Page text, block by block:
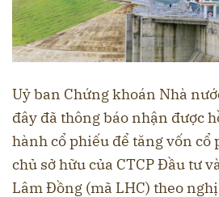
Uỷ ban Chứng khoán Nhà
đây đã thông báo nhận được
hành cổ phiếu để tăng vốn cổ
chủ sở hữu của CTCP Đầu tư
Lâm Đồng (mã LHC) theo